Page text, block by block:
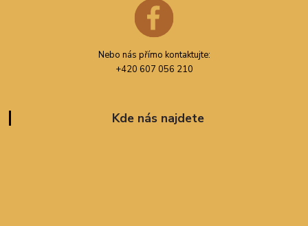
Nebo nás přímo kontaktujte:
+420 607 056 210
Kde nás najdete